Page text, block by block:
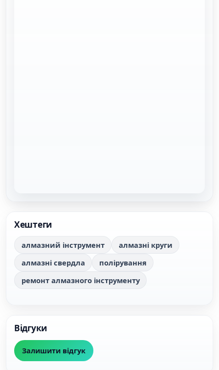
Хештеги
алмазний інструмент
алмазні круги
алмазні свердла
полірування
ремонт алмазного інструменту
Відгуки
Залишити відгук